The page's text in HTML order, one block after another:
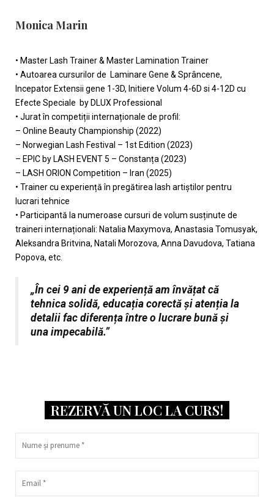
Monica Marin
• Master Lash Trainer & Master Lamination Trainer
• Autoarea cursurilor de Laminare Gene & Sprâncene,
Incepator Extensii gene 1-3D, Initiere Volum 4-6D si 4-12D cu
Efecte Speciale by DLUX Professional
• Jurat în competiții internaționale de profil:
– Online Beauty Championship (2022)
– Norwegian Lash Festival – 1st Edition (2023)
– EPIC by LASH EVENT 5 – Constanța (2023)
– LASH ORION Competition – Iran (2025)
• Trainer cu experiență în pregătirea lash artiștilor pentru
lucrari tehnice
• Participantă la numeroase cursuri de volum susținute de
traineri internaționali: Natalia Maxymova, Anastasia Tomusyak,
Aleksandra Britvina, Natali Morozova, Anna Davudova, Tatiana
Popova, etc.
„În cei 9 ani de experiență am învățat că
tehnica solidă, educația corectă și atenția la
detalii fac diferența între o lucrare bună și
una impecabilă.”
REZERVĂ UN LOC LA CURS!